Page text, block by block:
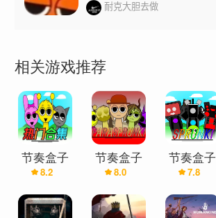
耐克大胆去做
相关游戏推荐
节奏盒子
(Sprunki-热
门合集)
8.2
节奏盒子
(Sprunki-寄
生虫9.0)
8.0
节奏盒子
Sprunki(马
桶人)
7.8